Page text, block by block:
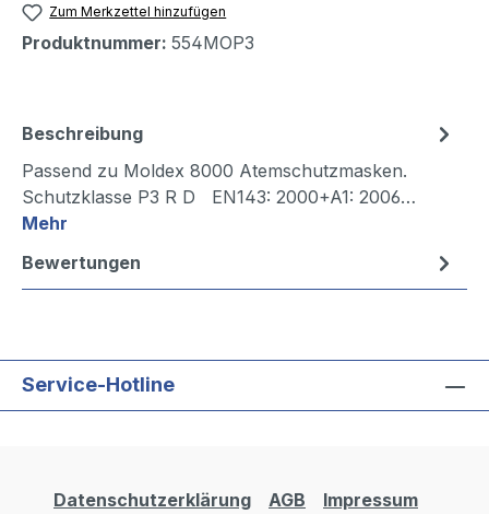
Zum Merkzettel hinzufügen
Produktnummer: 554MOP3
Beschreibung
Passend zu Moldex 8000 Atemschutzmasken.
Schutzklasse P3 R D EN143: 2000+A1: 2006…
Mehr
Bewertungen
Service-Hotline
Datenschutzerklärung AGB Impressum